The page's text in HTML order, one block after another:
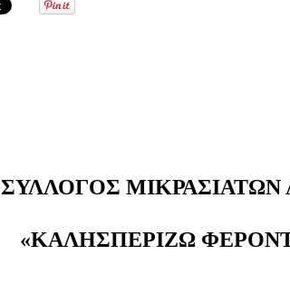
ΣΥΛΛΟΓΟΣ ΜΙΚΡΑΣΙΑΤΩΝ
«ΚΑΛΗΣΠΕΡΙΖΩ